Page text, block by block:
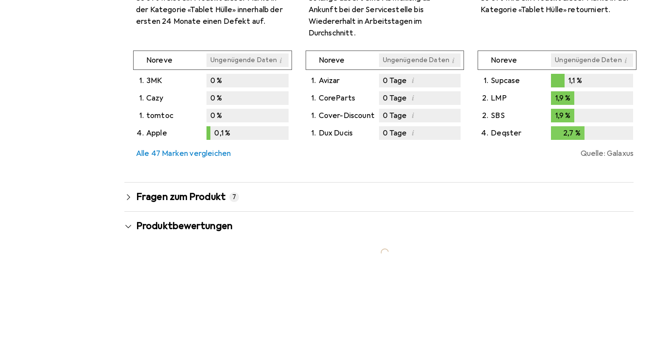
der Kategorie «Tablet Hülle» innerhalb der
ersten 24 Monate einen Defekt auf.
Noreve Ungenügende Daten i
1. 3MK 0%
1. Cazy 0%
1. tomtoc 0%
4. Apple
0,1%
Ankunft bei der Servicestelle bis
Wiedererhalt in Arbeitstagen im
Durchschnitt.
Noreve Ungenügende Daten i
1. Avizar 0Tage i
1. CoreParts 0Tage i
1. Cover-Discount 0Tage i
1. Dux Ducis 0Tage i
Kategorie «Tablet Hülle» retourniert.
Noreve Ungenügende Daten i
1. Supcase
1,1%
1,1 %
2. LMP 1,9 %
2. SBS 1,9 %
4. Deqster 2,7 %
Alle 47 Marken vergleichen Quelle: Galaxus
Fragen zum Produkt 7
Produktbewertungen